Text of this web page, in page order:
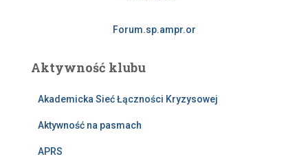
Forum.sp.ampr.or
Aktywność klubu
Akademicka Sieć Łączności Kryzysowej
Aktywność na pasmach
APRS